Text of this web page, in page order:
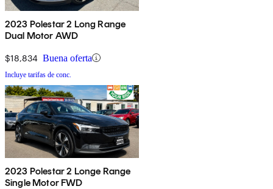
2023 Polestar 2 Long Range
Dual Motor AWD
$18,834 Buena oferta
Incluye tarifas de conc.
2023 Polestar 2 Longe Range
Single Motor FWD